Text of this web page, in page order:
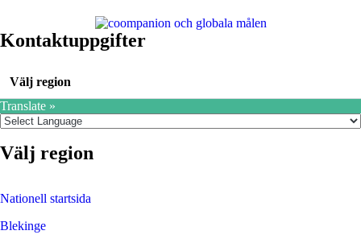
Kontaktuppgifter
Välj region
Translate »
Välj region
Nationell startsida
Blekinge